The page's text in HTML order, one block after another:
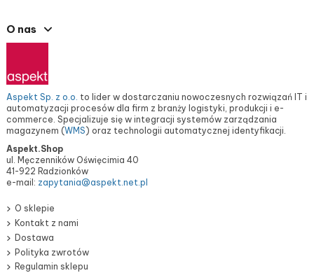
O nas
Aspekt Sp. z o.o. to lider w dostarczaniu nowoczesnych rozwiązań IT i
automatyzacji procesów dla firm z branży logistyki, produkcji i e-
commerce. Specjalizuje się w integracji systemów zarządzania
magazynem (WMS) oraz technologii automatycznej identyfikacji.
Aspekt.Shop
ul. Męczenników Oświęcimia 40
41-922 Radzionków
e-mail: zapytania@aspekt.net.pl
O sklepie
Kontakt z nami
Dostawa
Polityka zwrotów
Regulamin sklepu